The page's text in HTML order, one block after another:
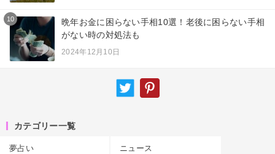
10
晩年お金に困らない手相10選！老後に困らない手相
がない時の対処法も
2024年12月10日
カテゴリー一覧
夢占い ニュース